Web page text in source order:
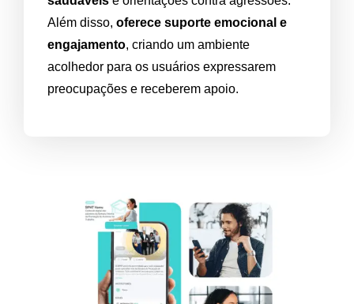
Além disso, oferece suporte emocional e
engajamento, criando um ambiente
acolhedor para os usuários expressarem
preocupações e receberem apoio.